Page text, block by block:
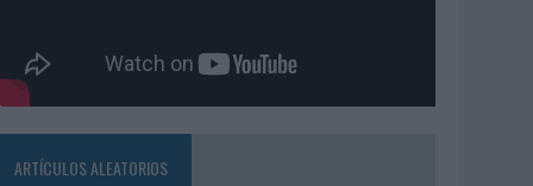
ARTÍCULOS ALEATORIOS